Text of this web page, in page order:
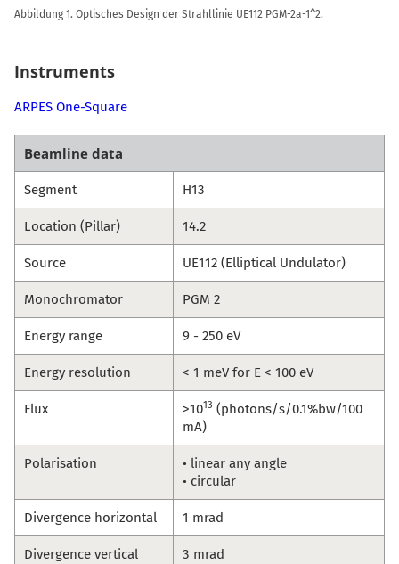
Abbildung 1. Optisches Design der Strahllinie UE112 PGM-2a-1^2.
Instruments
ARPES One-Square
Beamline data
Segment H13
Location (Pillar) 14.2
Source UE112 (Elliptical Undulator)
Monochromator PGM 2
Energy range 9 - 250 eV
Energy resolution < 1 meV for E < 100 eV
Flux >1013 (photons/s/0.1%bw/100
mA)
Polarisation
• linear any angle
• circular
Divergence horizontal 1 mrad
Divergence vertical 3 mrad